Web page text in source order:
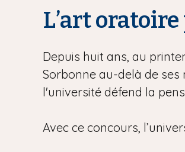
L’art
Depuis huit ans, au
Sorbonne au-delà de
l'université défend la
Avec ce concours,